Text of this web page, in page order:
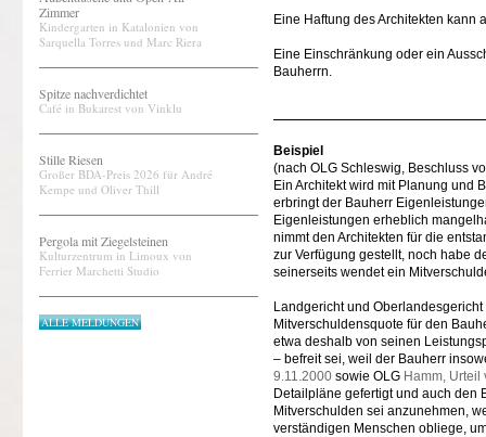
Zimmer
Kindergarten in Katalonien von
Sarquella Torres und Marc Riera
Spitze nachverdichtet
Café in Bukarest von Vinklu
Stille Riesen
Großer BDA-Preis 2026 für André
Kempe und Oliver Thill
Pergola mit Ziegelsteinen
Kulturzentrum in Limoux von
Ferrier Marchetti Studio
ALLE MELDUNGEN
Eine Haftung des Architekten
Eine Einschränkung oder ein
Bauherrn.
Beispiel
(nach OLG Schleswig, Beschluss
Ein Architekt wird mit Planung und
erbringt der Bauherr
Eigenleistungen erheblich
nimmt den Architekten für die
zur Verfügung gestellt, noch habe
seinerseits wendet ein
Landgericht und
Mitverschuldensquote für den
etwa deshalb von seinen
– befreit sei, weil der Bauherr
9.11.2000 sowie OLG Hamm, Urteil
Detailpläne gefertigt und auch den
Mitverschulden sei anzunehmen,
verständigen Menschen obliege,